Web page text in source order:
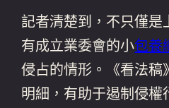
記者清楚到，不只僅是
有成立業委會的小包養
侵占的情形。《看法稿
明細，有助于遏制侵權